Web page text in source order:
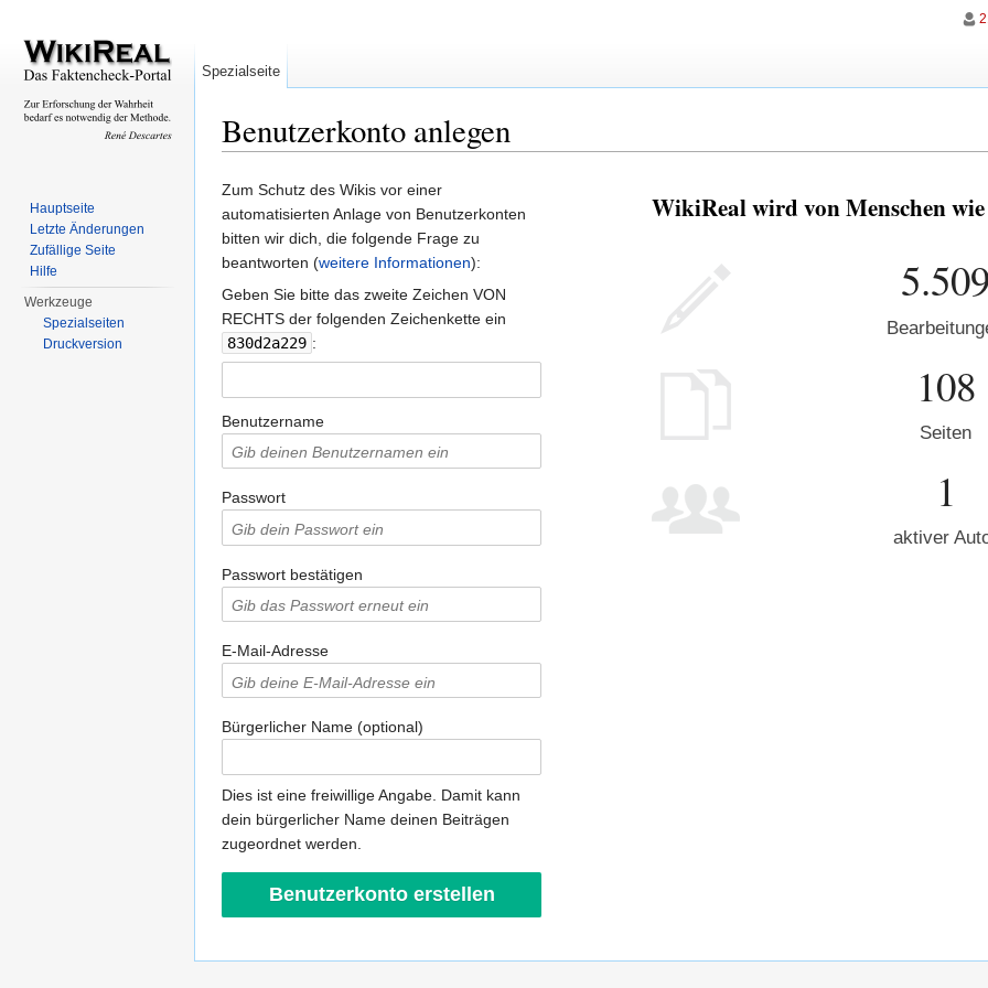
Benutzerkonto anlegen
Zum Schutz des Wikis vor einer
automatisierten Anlage von Benutzerkonten
bitten wir dich, die folgende Frage zu
beantworten (weitere Informationen):
Geben Sie bitte das zweite Zeichen VON
RECHTS der folgenden Zeichenkette ein
830d2a229 :
Benutzername
Passwort
Passwort bestätigen
E-Mail-Adresse
Bürgerlicher Name (optional)
Dies ist eine freiwillige Angabe. Damit kann
dein bürgerlicher Name deinen Beiträgen
zugeordnet werden.
WikiReal wird von Menschen
108
Seiten
1
aktiver
Spezialseite
Hauptseite
Letzte Änderungen
Zufällige Seite
Hilfe
Werkzeuge
Spezialseiten
Druckversion